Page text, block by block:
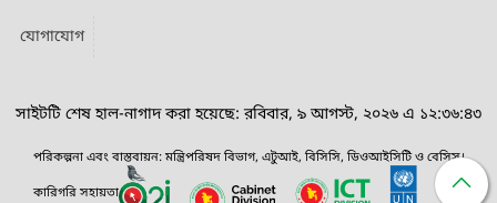
যোগাযোগ
সাইটটি শেষ হাল-নাগাদ করা হয়েছে: রবিবার, ৯ আগস্ট, ২০২৬ এ ১২:৩৬:৪৩
পরিকল্পনা এবং বাস্তবায়ন: মন্ত্রিপরিষদ বিভাগ, এটুআই, বিসিসি, ডিওআইসিটি ও বেসিস।
কারিগরি সহায়তা